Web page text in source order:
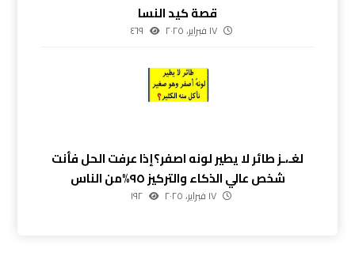
قصة كيد النسا
١٧ فبراير، ٢٠٢٥ ٤٦٩
لغـ،ـز طائر لا يطير لونه اصفر؟إذا عرفت الحل فأنت
شخص عالي الذكاء والتركيز ٩٥%من الناس
١٧ فبراير، ٢٠٢٥ ١٩٢